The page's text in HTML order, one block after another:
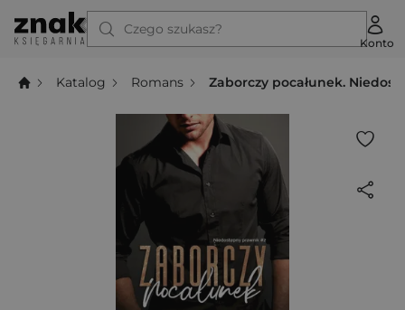
Czego szukasz?
Konto
Katalog Romans Zaborczy pocałunek.